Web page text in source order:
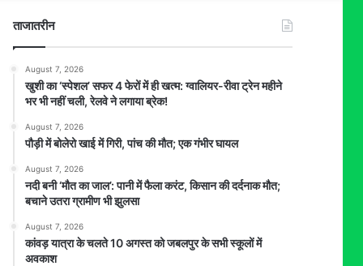
ताजातरीन
August 7, 2026
खुशी का ‘स्पेशल’ सफर 4 फेरों में ही खत्म: ग्वालियर-रीवा ट्रेन महीने
भर भी नहीं चली, रेलवे ने लगाया ब्रेक!
August 7, 2026
पौड़ी में बोलेरो खाई में गिरी, पांच की मौत; एक गंभीर घायल
August 7, 2026
​नदी बनी ‘मौत का जाल’: पानी में फैला करंट, किसान की दर्दनाक मौत;
बचाने उतरा ग्रामीण भी झुलसा
August 7, 2026
कांवड़ यात्रा के चलते 10 अगस्त को जबलपुर के सभी स्कूलों में
अवकाश